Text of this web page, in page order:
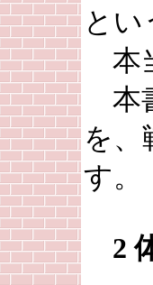
とい
本
本
を、
す。
2